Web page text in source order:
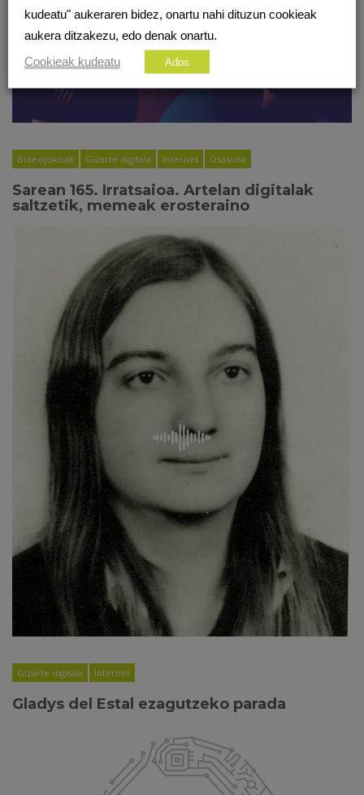
Bideojokoak Gizarte digitala Internet Osasuna
Sarean 165. Irratsaioa. Artelan digitalak
saltzetik, memeak erosteraino
Gizarte digitala Internet
Gladys del Estal ezagutzeko parada
kudeatu" aukeraren bidez, onartu nahi dituzun cookieak
aukera ditzakezu, edo denak onartu.
Cookieak kudeatu
Ados